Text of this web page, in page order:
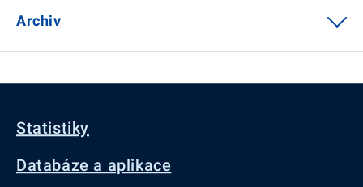
Archiv
Statistiky
Databáze a aplikace